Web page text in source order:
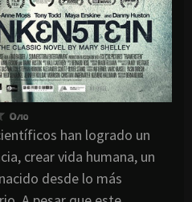
han logrado un
crear vida humana, un
desde lo más